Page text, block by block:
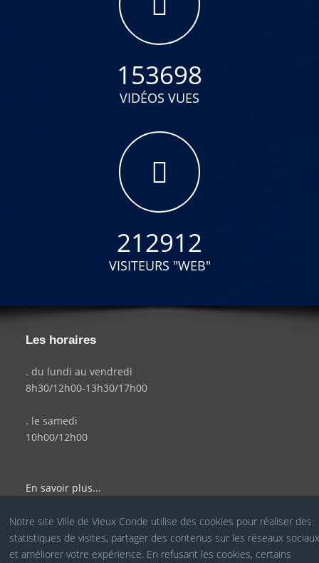
153698
VIDÉOS VUES
212912
VISITEURS "WEB"
Les horaires
. du lundi au vendredi
8h30/12h00-13h30/17h00
. le samedi
10h00/12h00
En savoir plus...
© Site Officiel de la Ville de Vieux Condé - Réalisé par le
Notre site Ville de Vieux Conde utilise des cookies pour réaliser des
statistiques de visites, partager des contenus sur les réseaux
et améliorer votre expérience. En refusant les cookies, certains